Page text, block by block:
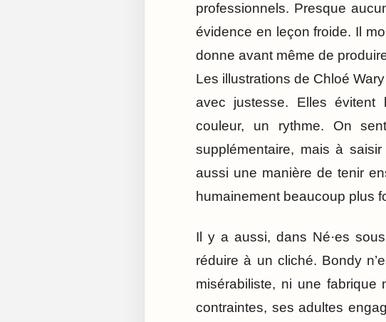
professionnels. Presque
évidence en leçon froide. Il
donne avant même de
Les illustrations de Chloé
avec justesse. Elles évitent
couleur, un rythme. On
supplémentaire, mais à
aussi une manière de tenir
humainement beaucoup plus
Il y a aussi, dans Né·es
réduire à un cliché. Bondy
misérabiliste, ni une fabrique
contraintes, ses adultes